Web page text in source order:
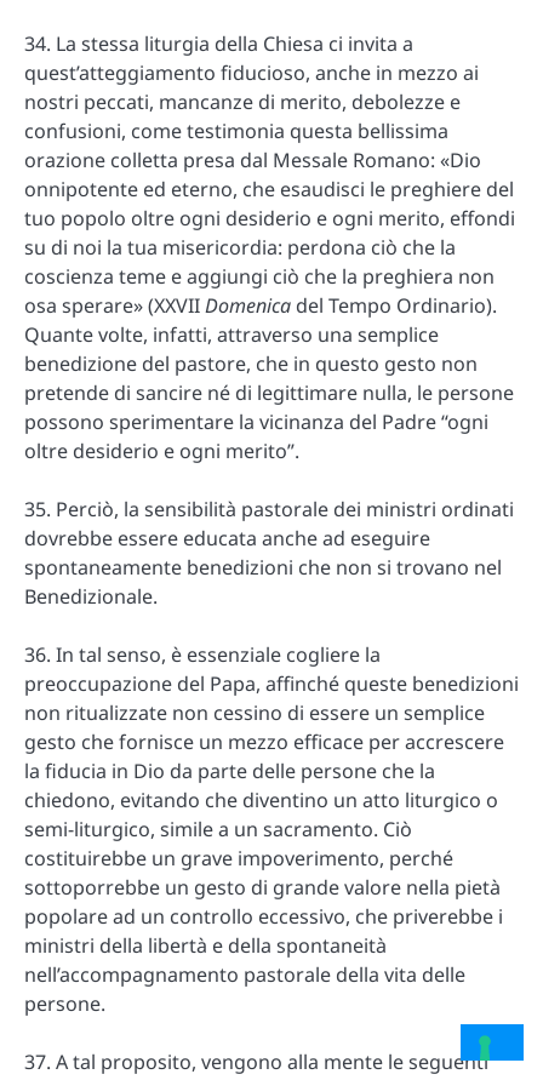
34. La stessa liturgia della Chiesa ci invita a
quest’atteggiamento fiducioso, anche in mezzo ai
nostri peccati, mancanze di merito, debolezze e
confusioni, come testimonia questa bellissima
orazione colletta presa dal Messale Romano: «Dio
onnipotente ed eterno, che esaudisci le preghiere del
tuo popolo oltre ogni desiderio e ogni merito, effondi
su di noi la tua misericordia: perdona ciò che la
coscienza teme e aggiungi ciò che la preghiera non
osa sperare» (XXVIIDomenica del Tempo Ordinario).
Quante volte, infatti, attraverso una semplice
benedizione del pastore, che in questo gesto non
pretende di sancire né di legittimare nulla, le persone
possono sperimentare la vicinanza del Padre “ogni
oltre desiderio e ogni merito”.
35. Perciò, la sensibilità pastorale dei ministri ordinati
dovrebbe essere educata anche ad eseguire
spontaneamente benedizioni che non si trovano nel
Benedizionale.
36. In tal senso, è essenziale cogliere la
preoccupazione del Papa, affinché queste benedizioni
non ritualizzate non cessino di essere un semplice
gesto che fornisce un mezzo efficace per accrescere
la fiducia in Dio da parte delle persone che la
chiedono, evitando che diventino un atto liturgico o
semi-liturgico, simile a un sacramento. Ciò
costituirebbe un grave impoverimento, perché
sottoporrebbe un gesto di grande valore nella pietà
popolare ad un controllo eccessivo, che priverebbe i
ministri della libertà e della spontaneità
nell’accompagnamento pastorale della vita delle
persone.
37. A tal proposito, vengono alla mente le seguenti